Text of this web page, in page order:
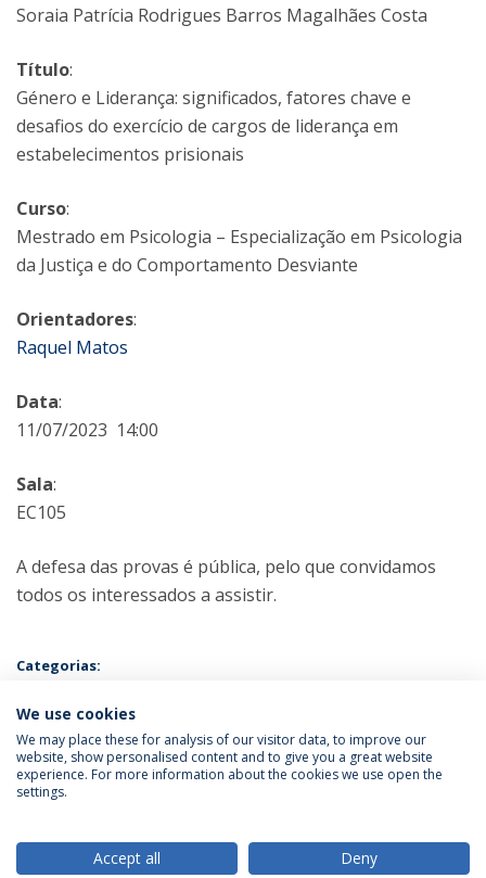
Soraia Patrícia Rodrigues Barros Magalhães Costa
Título:
Género e Liderança: significados, fatores chave e
desafios do exercício de cargos de liderança em
estabelecimentos prisionais
Curso:
Mestrado em Psicologia – Especialização em Psicologia
da Justiça e do Comportamento Desviante
Orientadores:
Raquel Matos
Data:
11/07/2023 14:00
Sala:
EC105
A defesa das provas é pública, pelo que convidamos
todos os interessados a assistir.
Categorias:
do Comportamento Desviante
Política de Privacidade
Termos & Condições
We use cookies
We may place these for analysis of our visitor data, to improve our
website, show personalised content and to give you a great website
experience. For more information about the cookies we use open the
settings.
Accept all Deny